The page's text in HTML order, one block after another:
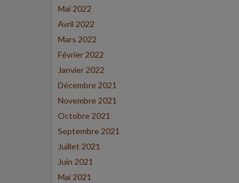
Mai 2022
Avril 2022
Mars 2022
Février 2022
Janvier 2022
Décembre 2021
Novembre 2021
Octobre 2021
Septembre 2021
Juillet 2021
Juin 2021
Mai 2021